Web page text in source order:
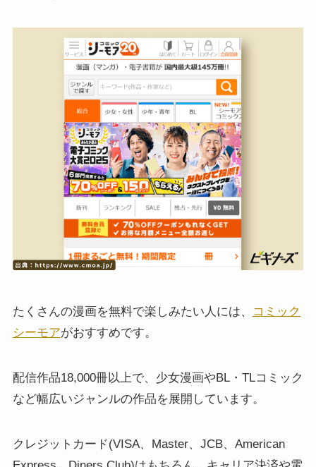
たくさんの漫画を無料で楽しみたい人には、
コミック
シーモアがおすすめです。
配信作品18,000冊以上で、少女漫画やBL・TLコミック
など幅広いジャンルの作品を展開しています。
クレジットカード(VISA、Master、JCB、American